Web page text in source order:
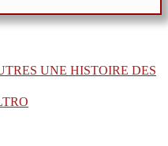
UNE HISTOIRE DES